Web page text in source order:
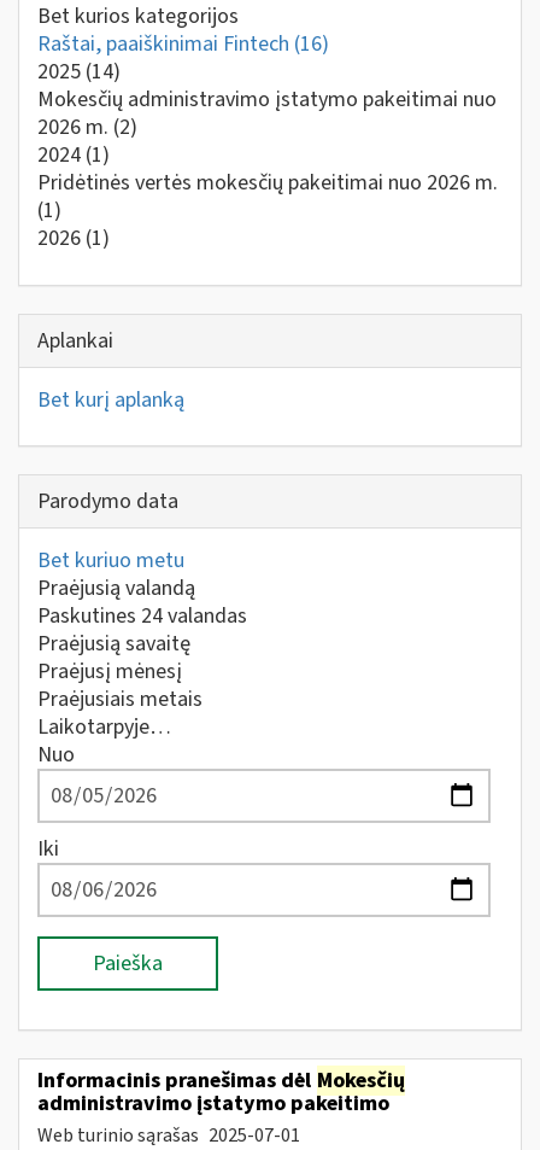
Bet kurios kategorijos
Raštai, paaiškinimai Fintech (16)
2025 (14)
Mokesčių administravimo įstatymo pakeitimai nuo
2026 m. (2)
2024 (1)
Pridėtinės vertės mokesčių pakeitimai nuo 2026 m.
(1)
2026 (1)
Aplankai
Bet kurį aplanką
Parodymo data
Bet kuriuo metu
Praėjusią valandą
Paskutines 24 valandas
Praėjusią savaitę
Praėjusį mėnesį
Praėjusiais metais
Laikotarpyje…
Nuo
Iki
Paieška
Informacinis pranešimas dėl Mokesčių
administravimo įstatymo pakeitimo
Web turinio sąrašas 2025-07-01